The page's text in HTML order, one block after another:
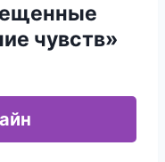
чувств»